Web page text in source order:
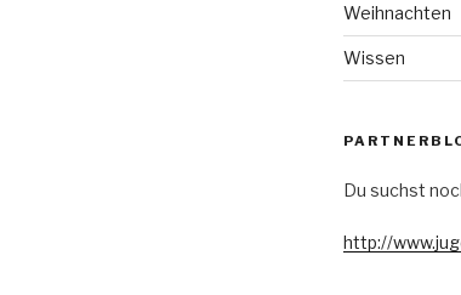
Weihnachten
Wissen
Du suchst
http://